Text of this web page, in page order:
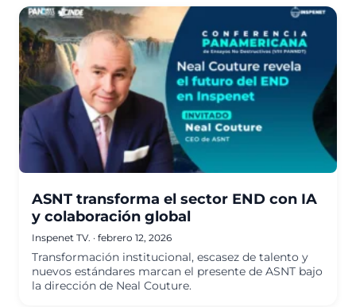
ASNT transforma el sector END con IA
y colaboración global
Inspenet TV. · febrero 12, 2026
Transformación institucional, escasez de talento y
nuevos estándares marcan el presente de ASNT bajo
la dirección de Neal Couture.